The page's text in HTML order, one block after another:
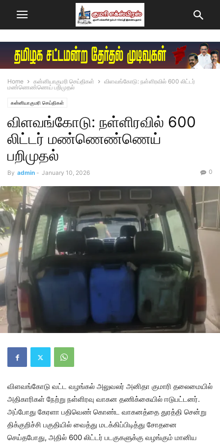
Home கன்னியாகுமரி செய்திகள்
விளவங்கோடு: நள்ளிரவில் 600 லிட்டர்
மண்ணெண்ணெய் பறிமுதல்
கன்னியாகுமரி செய்திகள்
விளவங்கோடு: நள்ளிரவில் 600
லிட்டர் மண்ணெண்ணெய்
பறிமுதல்
By admin - January 10, 2026 0
விளவங்கோடு வட்ட வழங்கல் அலுவலர் அனிதா குமாரி தலைமையில்
அதிகாரிகள் நேற்று நள்ளிரவு வாகன தணிக்கையில் ஈடுபட்டனர்.
அப்போது கேரளா பதிவெண் கொண்ட வாகனத்தை துரத்தி சென்று
திக்குறிச்சி பகுதியில் வைத்து மடக்கிப்பிடித்து சோதனை
செய்தபோது, அதில் 600 லிட்டர் படகுகளுக்கு வழங்கும் மானிய